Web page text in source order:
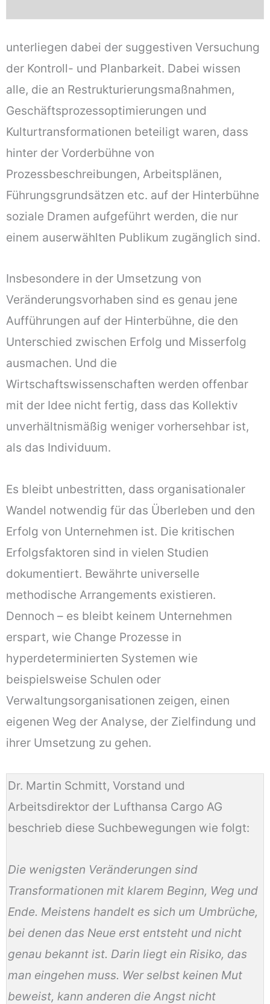
unterliegen dabei der suggestiven Versuchung
der Kontroll- und Planbarkeit. Dabei wissen
alle, die an Restrukturierungsmaßnahmen,
Geschäftsprozessoptimierungen und
Kulturtransformationen beteiligt waren, dass
hinter der Vorderbühne von
Prozessbeschreibungen, Arbeitsplänen,
Führungsgrundsätzen etc. auf der Hinterbühne
soziale Dramen aufgeführt werden, die nur
einem auserwählten Publikum zugänglich sind.
Insbesondere in der Umsetzung von
Veränderungsvorhaben sind es genau jene
Aufführungen auf der Hinterbühne, die den
Unterschied zwischen Erfolg und Misserfolg
ausmachen. Und die
Wirtschaftswissenschaften werden offenbar
mit der Idee nicht fertig, dass das Kollektiv
unverhältnismäßig weniger vorhersehbar ist,
als das Individuum.
Es bleibt unbestritten, dass organisationaler
Wandel notwendig für das Überleben und den
Erfolg von Unternehmen ist. Die kritischen
Erfolgsfaktoren sind in vielen Studien
dokumentiert. Bewährte universelle
methodische Arrangements existieren.
Dennoch – es bleibt keinem Unternehmen
erspart, wie Change Prozesse in
hyperdeterminierten Systemen wie
beispielsweise Schulen oder
Verwaltungsorganisationen zeigen, einen
eigenen Weg der Analyse, der Zielfindung und
ihrer Umsetzung zu gehen.
Dr. Martin Schmitt, Vorstand und
Arbeitsdirektor der Lufthansa Cargo AG
beschrieb diese Suchbewegungen wie folgt:
Die wenigsten Veränderungen sind
Transformationen mit klarem Beginn, Weg und
Ende. Meistens handelt es sich um Umbrüche,
bei denen das Neue erst entsteht und nicht
genau bekannt ist. Darin liegt ein Risiko, das
man eingehen muss. Wer selbst keinen Mut
beweist, kann anderen die Angst nicht